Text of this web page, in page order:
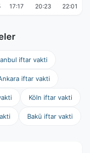
17:17 20:23 22:01
iftar vakti
iftar vakti
Köln iftar vakti
Bakü iftar vakti